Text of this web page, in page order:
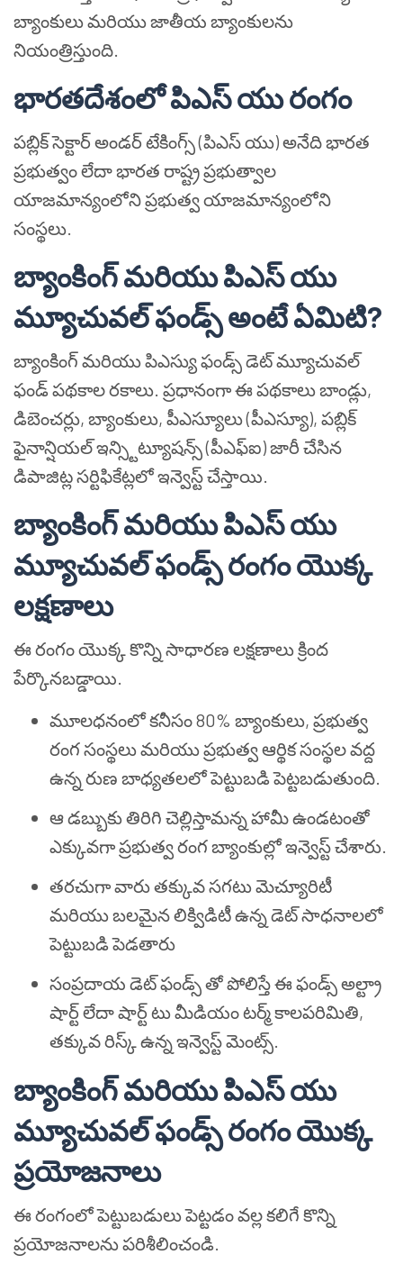
బ్యాంకులు మరియు జాతీయ బ్యాంకులను
నియంత్రిస్తుంది.
భారతదేశంలో పిఎస్ యు రంగం
పబ్లిక్ సెక్టార్ అండర్ టేకింగ్స్ (పిఎస్ యు) అనేది భారత
ప్రభుత్వం లేదా భారత రాష్ట్ర ప్రభుత్వాల
యాజమాన్యంలోని ప్రభుత్వ యాజమాన్యంలోని
సంస్థలు.
బ్యాంకింగ్ మరియు పిఎస్ యు
మ్యూచువల్ ఫండ్స్ అంటే ఏమిటి?
బ్యాంకింగ్ మరియు పిఎస్యు ఫండ్స్ డెట్ మ్యూచువల్
ఫండ్ పథకాల రకాలు. ప్రధానంగా ఈ పథకాలు బాండ్లు,
డిబెంచర్లు, బ్యాంకులు, పీఎస్యూలు (పీఎస్యూ), పబ్లిక్
ఫైనాన్షియల్ ఇన్స్టిట్యూషన్స్ (పీఎఫ్ఐ) జారీ చేసిన
డిపాజిట్ల సర్టిఫికేట్లలో ఇన్వెస్ట్ చేస్తాయి.
బ్యాంకింగ్ మరియు పిఎస్ యు
మ్యూచువల్ ఫండ్స్ రంగం యొక్క
లక్షణాలు
ఈ రంగం యొక్క కొన్ని సాధారణ లక్షణాలు క్రింద
పేర్కొనబడ్డాయి.
మూలధనంలో కనీసం 80% బ్యాంకులు, ప్రభుత్వ
రంగ సంస్థలు మరియు ప్రభుత్వ ఆర్థిక సంస్థల వద్ద
ఉన్న రుణ బాధ్యతలలో పెట్టుబడి పెట్టబడుతుంది.
ఆ డబ్బుకు తిరిగి చెల్లిస్తామన్న హామీ ఉండటంతో
ఎక్కువగా ప్రభుత్వ రంగ బ్యాంకుల్లో ఇన్వెస్ట్ చేశారు.
తరచుగా వారు తక్కువ సగటు మెచ్యూరిటీ
మరియు బలమైన లిక్విడిటీ ఉన్న డెట్ సాధనాలలో
పెట్టుబడి పెడతారు
సంప్రదాయ డెట్ ఫండ్స్ తో పోలిస్తే ఈ ఫండ్స్ అల్ట్రా
షార్ట్ లేదా షార్ట్ టు మీడియం టర్మ్ కాలపరిమితి,
తక్కువ రిస్క్ ఉన్న ఇన్వెస్ట్ మెంట్స్.
బ్యాంకింగ్ మరియు పిఎస్ యు
మ్యూచువల్ ఫండ్స్ రంగం యొక్క
ప్రయోజనాలు
ఈ రంగంలో పెట్టుబడులు పెట్టడం వల్ల కలిగే కొన్ని
ప్రయోజనాలను పరిశీలించండి.